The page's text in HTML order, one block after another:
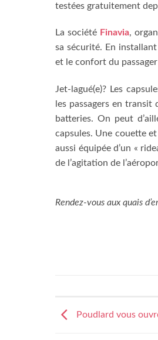
testées gratuitement
La société Finavia,
sa sécurité. En
et le confort du
Jet-lagué(e)? Les
les passagers en
batteries. On peut
capsules. Une couette
aussi équipée d’un «
de l’agitation de
Rendez-vous aux quais
Poudlard vous